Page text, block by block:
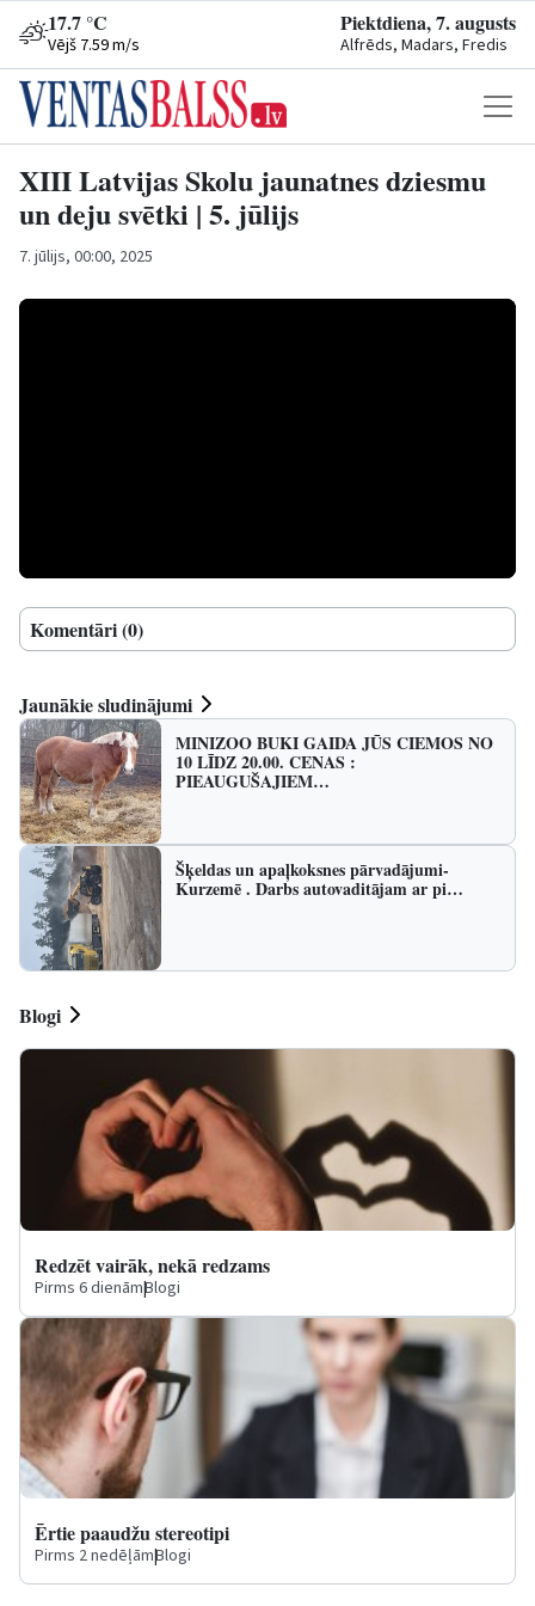
17.7 °C
Vējš 7.59 m/s
Piektdiena, 7. augusts
Alfrēds, Madars, Fredis
XIII Latvijas Skolu jaunatnes dziesmu
un deju svētki | 5. jūlijs
7. jūlijs, 00:00, 2025
Komentāri (0)
Jaunākie sludinājumi
MINIZOO BUKI GAIDA JŪS CIEMOS NO
10 LĪDZ 20.00. CENAS :
PIEAUGUŠAJIEM…
Šķeldas un apaļkoksnes pārvadājumi-
Kurzemē . Darbs autovaditājam ar pi…
Blogi
Redzēt vairāk, nekā redzams
Pirms 6 dienām|Blogi
Ērtie paaudžu stereotipi
Pirms 2 nedēļām|Blogi